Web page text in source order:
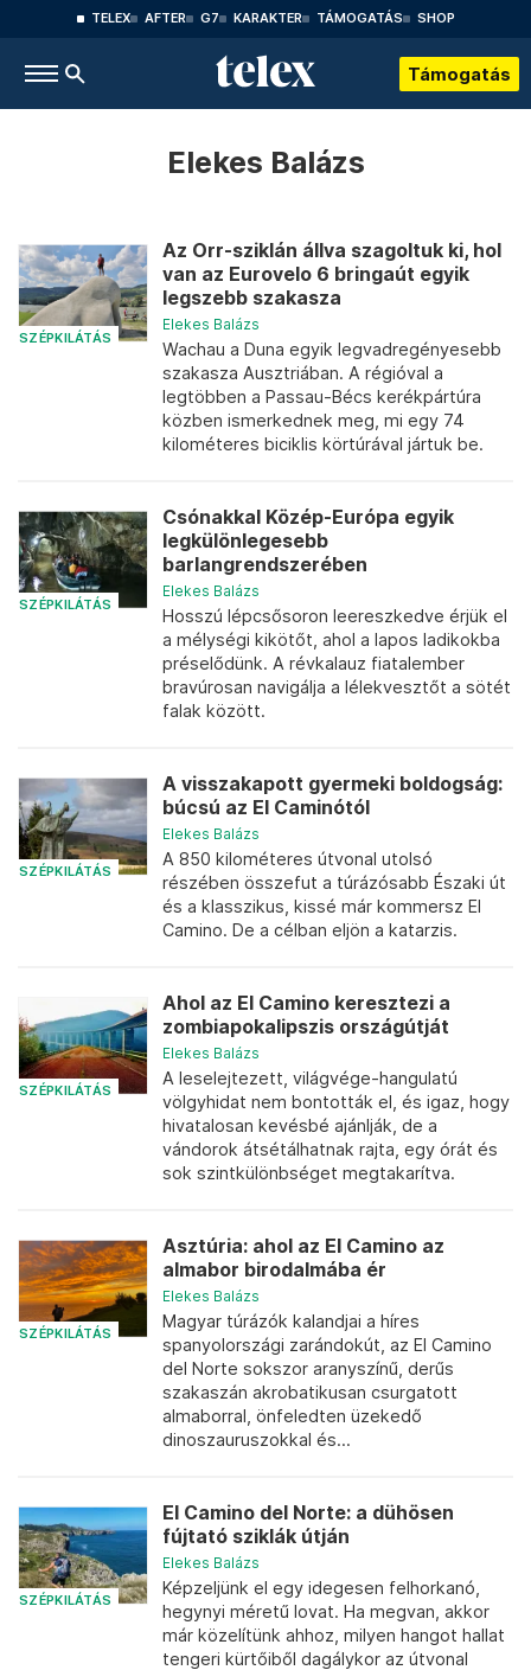
TELEX AFTER G7 KARAKTER TÁMOGATÁS SHOP
Támogatás
Elekes Balázs
SZÉPKILÁTÁS
Az Orr-sziklán állva szagoltuk ki, hol
van az Eurovelo 6 bringaút egyik
legszebb szakasza
Elekes Balázs
Wachau a Duna egyik legvadregényesebb
szakasza Ausztriában. A régióval a
legtöbben a Passau-Bécs kerékpártúra
közben ismerkednek meg, mi egy 74
kilométeres biciklis körtúrával jártuk be.
SZÉPKILÁTÁS
Csónakkal Közép-Európa egyik
legkülönlegesebb
barlangrendszerében
Elekes Balázs
Hosszú lépcsősoron leereszkedve érjük el
a mélységi kikötőt, ahol a lapos ladikokba
préselődünk. A révkalauz fiatalember
bravúrosan navigálja a lélekvesztőt a sötét
falak között.
SZÉPKILÁTÁS
A visszakapott gyermeki boldogság:
búcsú az El Caminótól
Elekes Balázs
A 850 kilométeres útvonal utolsó
részében összefut a túrázósabb Északi út
és a klasszikus, kissé már kommersz El
Camino. De a célban eljön a katarzis.
SZÉPKILÁTÁS
Ahol az El Camino keresztezi a
zombiapokalipszis országútját
Elekes Balázs
A leselejtezett, világvége-hangulatú
völgyhidat nem bontották el, és igaz, hogy
hivatalosan kevésbé ajánlják, de a
vándorok átsétálhatnak rajta, egy órát és
sok szintkülönbséget megtakarítva.
SZÉPKILÁTÁS
Asztúria: ahol az El Camino az
almabor birodalmába ér
Elekes Balázs
Magyar túrázók kalandjai a híres
spanyolországi zarándokút, az El Camino
del Norte sokszor aranyszínű, derűs
szakaszán akrobatikusan csurgatott
almaborral, önfeledten üzekedő
dinoszauruszokkal és...
SZÉPKILÁTÁS
El Camino del Norte: a dühösen
fújtató sziklák útján
Elekes Balázs
Képzeljünk el egy idegesen felhorkanó,
hegynyi méretű lovat. Ha megvan, akkor
már közelítünk ahhoz, milyen hangot hallat
tengeri kürtőiből dagálykor az útvonal